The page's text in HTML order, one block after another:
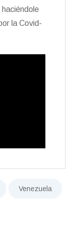
la Covid-
Venezuela